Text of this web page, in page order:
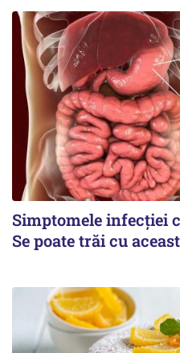
Simptomele infecției
Se poate trăi cu